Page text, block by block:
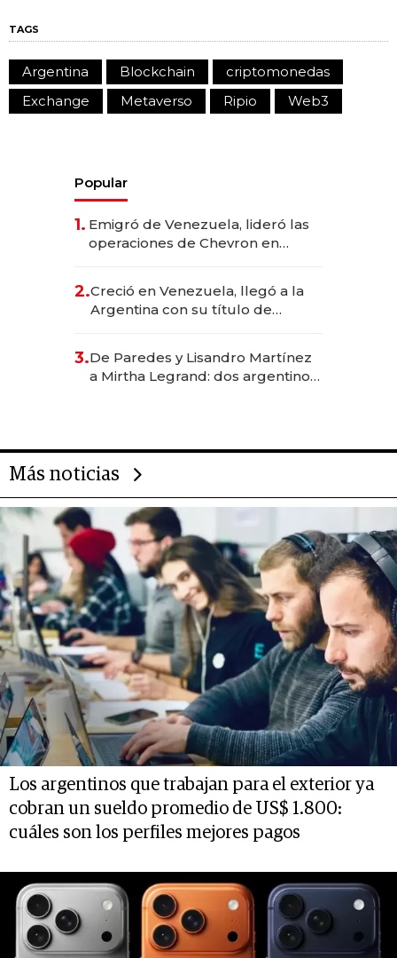
TAGS
Argentina Blockchain
criptomonedas
Exchange
Metaverso Ripio Web3
Popular
1. Emigró de Venezuela, lideró las
operaciones de Chevron en
2.Creció en Venezuela, llegó a la
Argentina con su título de
las marcas "fast premium"
3.De Paredes y Lisandro Martínez
a Mirtha Legrand: dos argentinos
Más noticias
Los argentinos que trabajan para el exterior ya
cobran un sueldo promedio de US$ 1.800:
cuáles son los perfiles mejores pagos